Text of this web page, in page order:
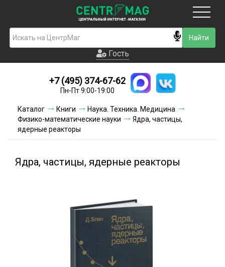
Гость
Новинки
Условия доставки
Гость
+7 (495) 374-67-62
Пн-Пт 9:00-19:00
Каталог Книги
Наука. Техника. Медицина
Физико-математические науки
Ядра, частицы,
ядерные реакторы
Ядра, частицы, ядерные реакторы